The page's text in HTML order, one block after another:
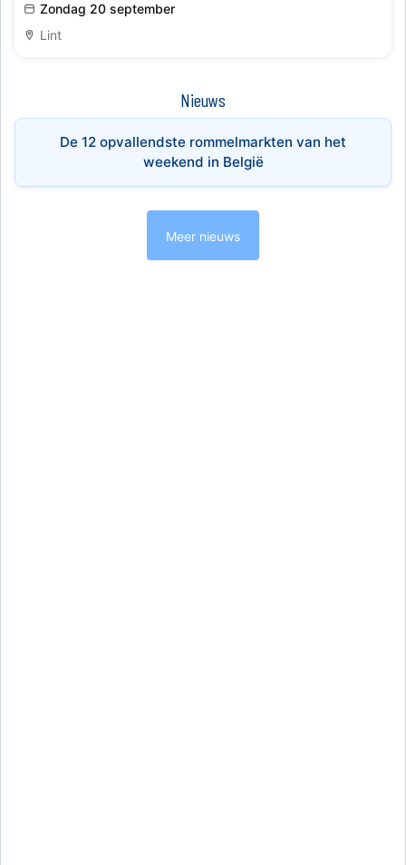
Zondag 20 september
Lint
Nieuws
De 12 opvallendste rommelmarkten van het
weekend in België
Meer nieuws